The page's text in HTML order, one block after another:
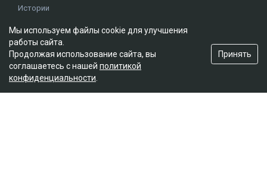
Истории
Редакция
О проекте
Мы используем файлы cookie для улучшения
работы сайта.
Продолжая использование сайта, вы
соглашаетесь с нашей политикой
конфиденциальности
Принять